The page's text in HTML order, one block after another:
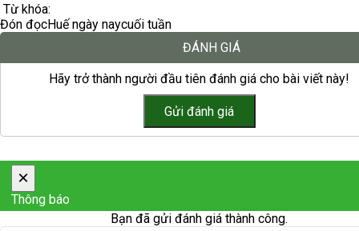
Từ khóa:
Đón đọcHuế ngày naycuối tuần
ĐÁNH GIÁ
Hãy trở thành người đầu tiên đánh giá cho bài viết này!
×
Thông báo
Bạn đã gửi đánh giá thành công.